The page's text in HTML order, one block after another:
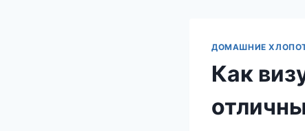
ДОМАШНИЕ
Как